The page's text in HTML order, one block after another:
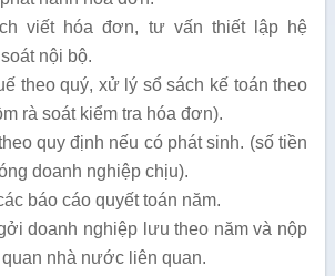
viết hóa đơn, tư vấn thiết lập hệ
nội bộ.
theo quý, xử lý sổ sách kế toán theo
rà soát kiểm tra hóa đơn).
quy định nếu có phát sinh. (số tiền
doanh nghiệp chịu).
báo cáo quyết toán năm.
doanh nghiệp lưu theo năm và nộp
nhà nước liên quan.